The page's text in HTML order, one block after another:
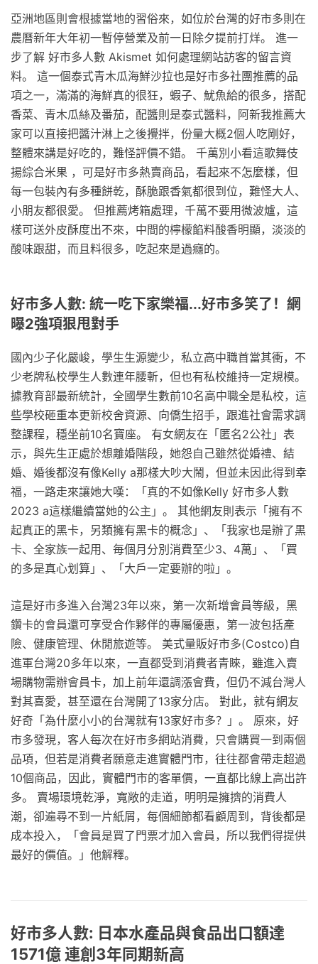
亞洲地區則會根據當地的習俗來，如位於台灣的好市多則在
農曆新年大年初一暫停營業及前一日除夕提前打烊。 進一
步了解 好市多人數 Akismet 如何處理網站訪客的留言資
料。 這一個泰式青木瓜海鮮沙拉也是好市多社團推薦的品
項之一，滿滿的海鮮真的很狂，蝦子、魷魚給的很多，搭配
香菜、青木瓜絲及番茄，配醬則是泰式醬料，阿新我推薦大
家可以直接把醬汁淋上之後攪拌，份量大概2個人吃剛好，
整體來講是好吃的，難怪評價不錯。 千萬別小看這歌舞伎
揚綜合米果 ，可是好市多熱賣商品，看起來不怎麼樣，但
每一包裝內有多種餅乾，酥脆跟香氣都很到位，難怪大人、
小朋友都很愛。 但推薦烤箱處理，千萬不要用微波爐，這
樣可送外皮酥度出不來，中間的檸檬餡料酸香明顯，淡淡的
酸味跟甜，而且料很多，吃起來是過癮的。
好市多人數: 統一吃下家樂福...好市多笑了！網
曝2強項狠甩對手
國內少子化嚴峻，學生生源變少，私立高中職首當其衝，不
少老牌私校學生人數連年腰斬，但也有私校維持一定規模。
據教育部最新統計，全國學生數前10名高中職全是私校，這
些學校砸重本更新校舍資源、向僑生招手，跟進社會需求調
整課程，穩坐前10名寶座。 有女網友在「匿名2公社」表
示，與先生正處於想離婚階段，她怨自己雖然從婚禮、結
婚、婚後都沒有像Kelly a那樣大吵大鬧，但並未因此得到幸
福，一路走來讓她大嘆：「真的不如像Kelly 好市多人數
2023 a這樣繼續當她的公主」。 其他網友則表示「擁有不
起真正的黑卡，另類擁有黑卡的概念」、「我家也是辦了黒
卡、全家族一起用、毎個月分別消費至少3、4萬」、「買
的多是真心划算」、「大戶一定要辦的啦」。
這是好市多進入台灣23年以來，第一次新增會員等級，黑
鑽卡的會員還可享受合作夥伴的專屬優惠，第一波包括產
險、健康管理、休閒旅遊等。 美式量販好市多(Costco)自
進軍台灣20多年以來，一直都受到消費者青睞，雖進入賣
場購物需辦會員卡，加上前年還調漲會費，但仍不減台灣人
對其喜愛，甚至還在台灣開了13家分店。 對此，就有網友
好奇「為什麼小小的台灣就有13家好市多？」。 原來，好
市多發現，客人每次在好市多網站消費，只會購買一到兩個
品項，但若是消費者願意走進實體門市，往往都會帶走超過
10個商品，因此，實體門市的客單價，一直都比線上高出許
多。 賣場環境乾淨，寬敞的走道，明明是擁擠的消費人
潮，卻遍尋不到一片紙屑，每個細節都看顧周到，背後都是
成本投入，「會員是買了門票才加入會員，所以我們得提供
最好的價值。」他解釋。
好市多人數: 日本水產品與食品出口額達
1571億 連創3年同期新高